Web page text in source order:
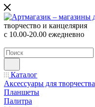
творчество и канцелярия
с 10.00-20.00 ежедневно
Каталог
Аксессуары для творчества
Планшеты
Палитра